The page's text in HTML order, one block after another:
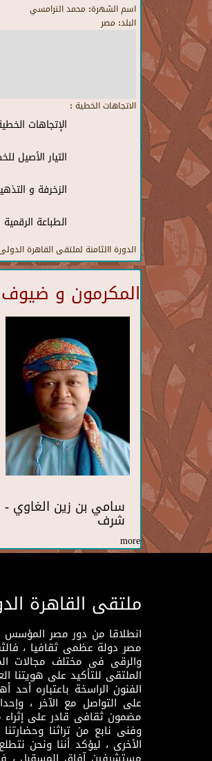
اسم الشهرة: محمد الترامسي
البلد: مصر
الاتجاهات الخطية :
الإتجاهات
التيار الأصيل
الزخرفة و
الطباعة الرقمية
الدورة االثامنة لملتقى القاهرة
المكرمون و ضيوف
سامي بن زين الغاوي
شرف
more
ملتقى القاهرة
انطلاقا من دور مصر المؤسس
مصر دولة عظمى ثقافيا ،
والرقى فى مختلف مجالات
الملتقى للتأكيد على هويتنا
الفنون الراسخة باعتباره أحد
على التواصل مع الآخر ،
وفنى نابع من تراثنا
الأخرى ، ليؤكد أننا ونحن